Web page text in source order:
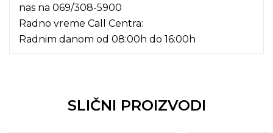
nas na 069/308-5900
Radno vreme Call Centra:
Radnim danom od 08:00h do 16:00h
SLIČNI PROIZVODI